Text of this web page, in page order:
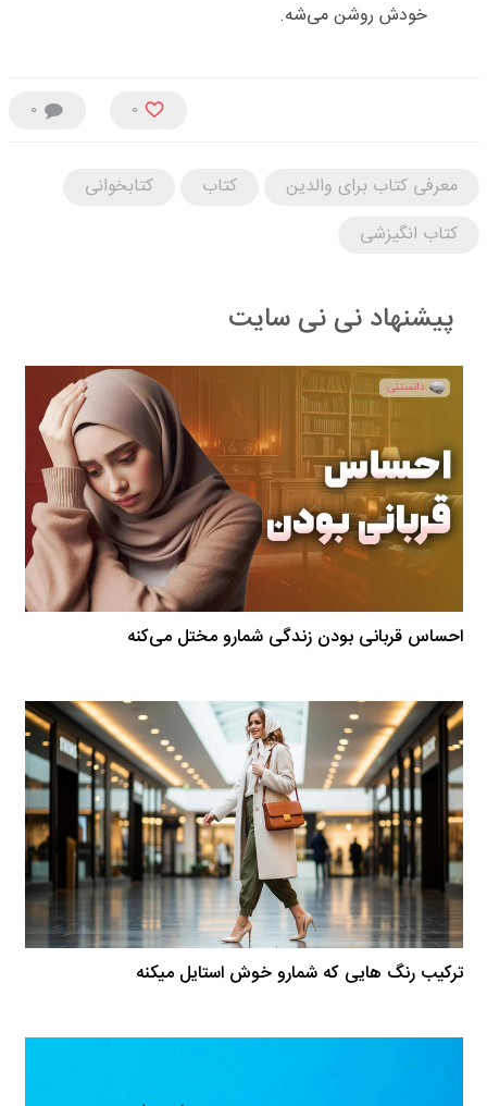
خودش روشن می‌شه.
0 0
معرفی کتاب برای والدین کتاب
کتابخوانی
کتاب انگیزشی
پیشنهاد نی نی سایت
احساس قربانی بودن زندگی شمارو مختل می‌کنه
ترکیب رنگ هایی که شمارو خوش استایل میکنه